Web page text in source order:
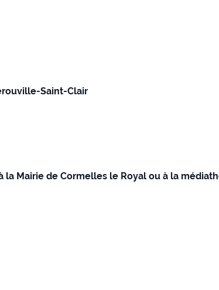
Saint-Clair
la Mairie de Cormelles le Royal ou à la